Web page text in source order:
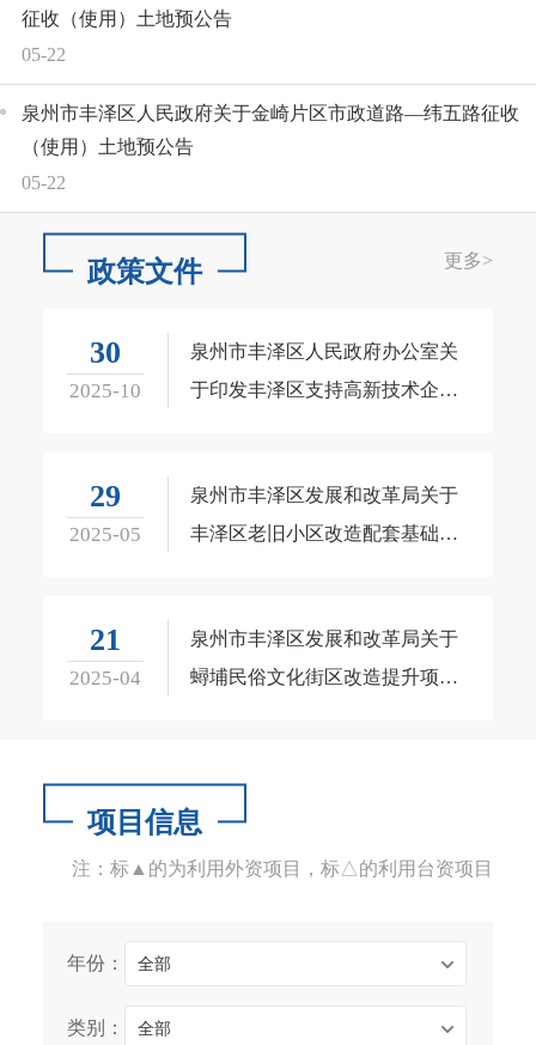
05-22
征收（使用）土地预公告
05-22
泉州市丰泽区人民政府关于金崎片区市政道路—纬五路征收
（使用）土地预公告
政策文件 更多>
30
2025-10
泉州市丰泽区人民政府办公室关
于印发丰泽区支持高新技术企业
29
2025-05
泉州市丰泽区发展和改革局关于
丰泽区老旧小区改造配套基础设
21
2025-04
泉州市丰泽区发展和改革局关于
蟳埔民俗文化街区改造提升项目
项目信息
注：标▲的为利用外资项目，标△的利用台资项目
年份： 全部
类别： 全部